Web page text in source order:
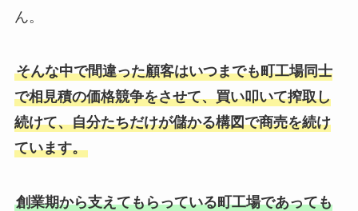
ん。
そんな中で間違った顧客はいつまでも町工場同士
で相見積の価格競争をさせて、買い叩いて搾取し
続けて、自分たちだけが儲かる構図で商売を続け
ています。
創業期から支えてもらっている町工場であっても